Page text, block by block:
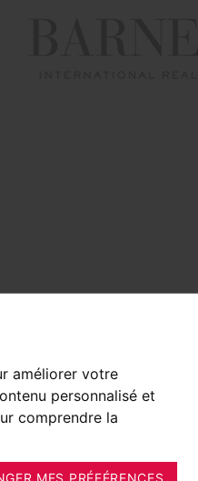
améliorer votre
personnalisé et
comprendre la
MES PRÉFÉRENCES